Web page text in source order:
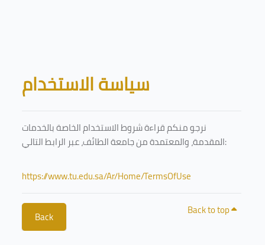
Blocks
سياسة الاستخدام
نرجو منكم قراءة شروط الاستخدام الخاصة بالخدمات
المقدمة، والمعتمدة من جامعة الطائف، عبر الرابط التالي:
https://www.tu.edu.sa/Ar/Home/TermsOfUse
Back Back to top